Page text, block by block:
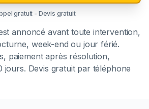
gratuit - Devis gratuit
annoncé avant toute intervention,
week-end ou jour férié.
paiement après résolution,
jours. Devis gratuit par téléphone